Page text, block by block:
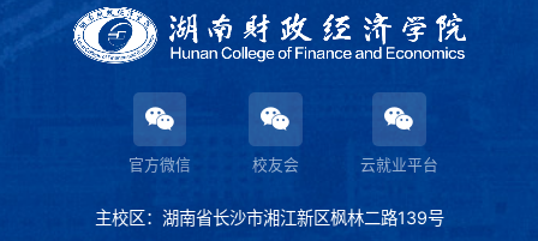
官方微信 校友会 云就业平台
主校区：湖南省长沙市湘江新区枫林二路139号